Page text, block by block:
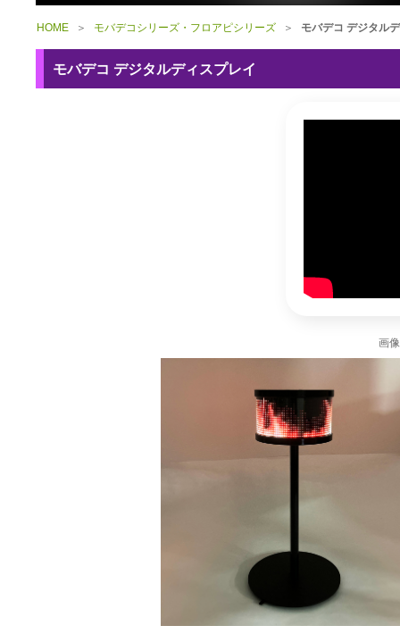
HOME ＞ モバデコシリーズ・フロアピシリーズ ＞ モバデコ デジタル
モバデコ デジタルディスプレイ
画